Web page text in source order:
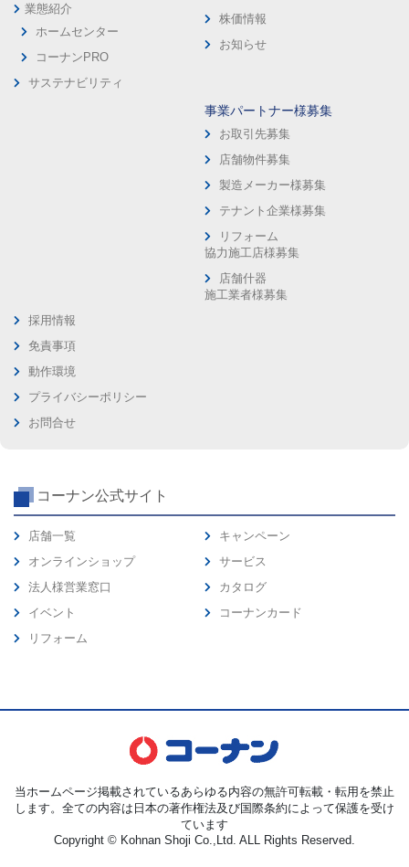
業態紹介
ホームセンター
コーナンPRO
サステナビリティ
株価情報
お知らせ
事業パートナー様募集
お取引先募集
店舗物件募集
製造メーカー様募集
テナント企業様募集
リフォーム
協力施工店様募集
店舗什器
施工業者様募集
採用情報
免責事項
動作環境
プライバシーポリシー
お問合せ
コーナン公式サイト
店舗一覧
オンラインショップ
法人様営業窓口
イベント
リフォーム
キャンペーン
サービス
カタログ
コーナンカード
当ホームページ掲載されているあらゆる内容の無許可転載・転用を禁止
します。全ての内容は日本の著作権法及び国際条約によって保護を受け
ています
Copyright © Kohnan Shoji Co.,Ltd. ALL Rights Reserved.